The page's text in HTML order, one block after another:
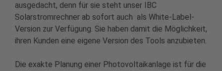
ausgedacht, denn für sie steht unser IBC
Solarstromrechner ab sofort auch als White-Label-
Version zur Verfügung. Sie haben damit die Möglichkeit,
ihren Kunden eine eigene Version des Tools anzubieten.
Die exakte Planung einer Photovoltaikanlage ist für die